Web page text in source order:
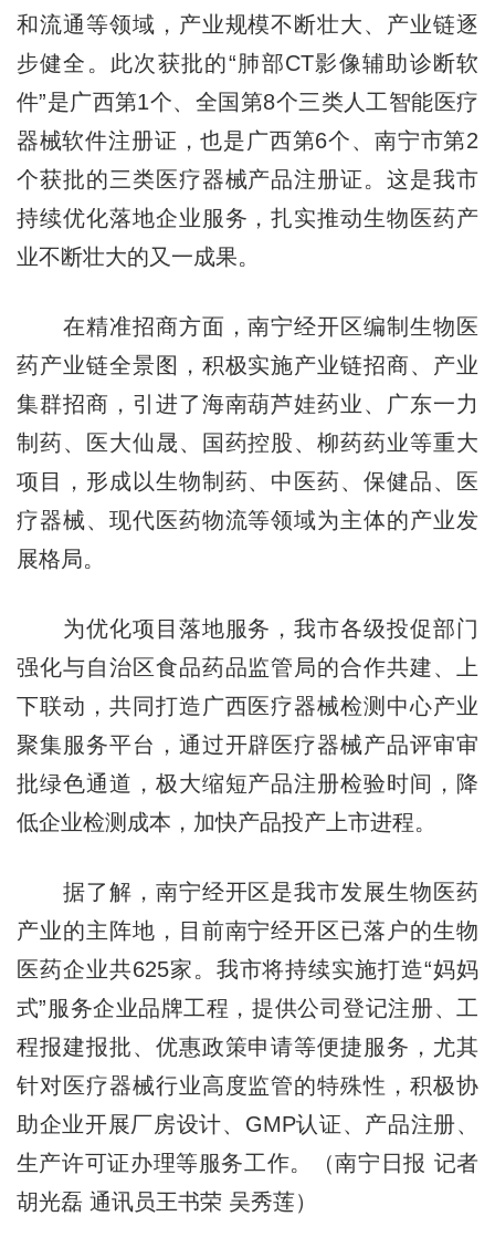
和流通等领域，产业规模不断壮大、产业链逐
步健全。此次获批的“肺部CT影像辅助诊断软
件”是广西第1个、全国第8个三类人工智能医疗
器械软件注册证，也是广西第6个、南宁市第2
个获批的三类医疗器械产品注册证。这是我市
持续优化落地企业服务，扎实推动生物医药产
业不断壮大的又一成果。
在精准招商方面，南宁经开区编制生物医
药产业链全景图，积极实施产业链招商、产业
集群招商，引进了海南葫芦娃药业、广东一力
制药、医大仙晟、国药控股、柳药药业等重大
项目，形成以生物制药、中医药、保健品、医
疗器械、现代医药物流等领域为主体的产业发
展格局。
为优化项目落地服务，我市各级投促部门
强化与自治区食品药品监管局的合作共建、上
下联动，共同打造广西医疗器械检测中心产业
聚集服务平台，通过开辟医疗器械产品评审审
批绿色通道，极大缩短产品注册检验时间，降
低企业检测成本，加快产品投产上市进程。
据了解，南宁经开区是我市发展生物医药
产业的主阵地，目前南宁经开区已落户的生物
医药企业共625家。我市将持续实施打造“妈妈
式”服务企业品牌工程，提供公司登记注册、工
程报建报批、优惠政策申请等便捷服务，尤其
针对医疗器械行业高度监管的特殊性，积极协
助企业开展厂房设计、GMP认证、产品注册、
生产许可证办理等服务工作。（南宁日报 记者
胡光磊 通讯员王书荣 吴秀莲）